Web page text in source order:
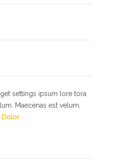
settings ipsum lore tora
Maecenas est velum,
Dolor